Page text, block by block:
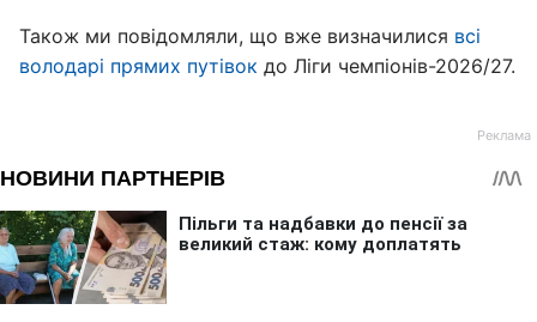
Також ми повідомляли, що вже визначилися всі
володарі прямих путівок до Ліги чемпіонів-2026/27.